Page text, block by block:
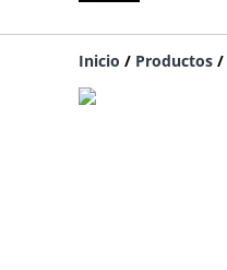
Inicio / Productos /